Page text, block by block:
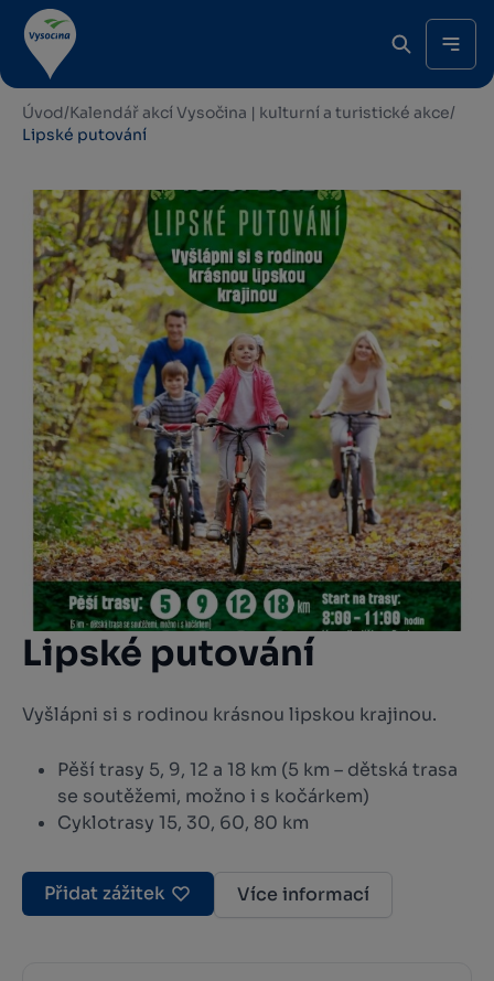
Úvod/Kalendář akcí Vysočina | kulturní a turistické akce/
Lipské putování
Lipské putování
Vyšlápni si s rodinou krásnou lipskou krajinou.
Pěší trasy 5, 9, 12 a 18 km (5 km – dětská trasa
se soutěžemi, možno i s kočárkem)
Cyklotrasy 15, 30, 60, 80 km
Přidat zážitek Více informací